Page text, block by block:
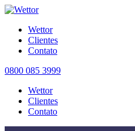
Wettor
Clientes
Contato
0800 085 3999
Wettor
Clientes
Contato